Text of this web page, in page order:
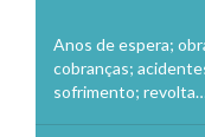
Anos de espera;
cobranças;
sofrimento;